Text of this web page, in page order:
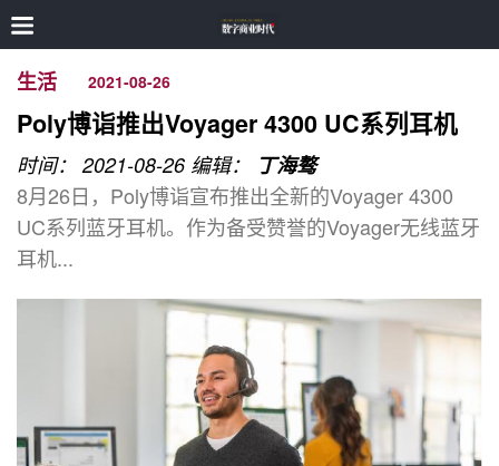
生活 2021-08-26
Poly博诣推出Voyager 4300 UC系列耳机
时间： 2021-08-26 编辑：
丁海骜
8月26日，Poly博诣宣布推出全新的Voyager 4300
UC系列蓝牙耳机。作为备受赞誉的Voyager无线蓝牙
耳机...